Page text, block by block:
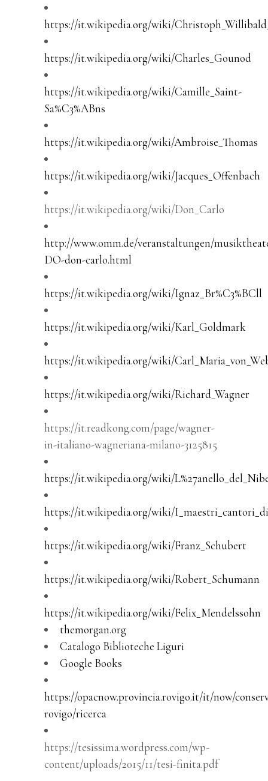
https://it.wikipedia.org/wiki/
https://it.wikipedia.org/wiki/Charles_Gounod
https://it.wikipedia.org/wiki/Camille_Saint-
Sa%C3%ABns
https://it.wikipedia.org/wiki/Ambroise_Thomas
https://it.wikipedia.org/wiki/Jacques_Offenbach
https://it.wikipedia.org/wiki/Don_Carlo
http://www.omm.de/veranstaltungen/
DO-don-carlo.html
https://it.wikipedia.org/wiki/Ignaz_Br%C3%BCll
https://it.wikipedia.org/wiki/Karl_Goldmark
https://it.wikipedia.org/wiki/
https://it.wikipedia.org/wiki/Richard_Wagner
https://it.readkong.com/page/wagner-
in-italiano-wagneriana-milano-3125815
https://it.wikipedia.org/wiki/
https://it.wikipedia.org/wiki/
https://it.wikipedia.org/wiki/Franz_Schubert
https://it.wikipedia.org/wiki/Robert_Schumann
https://it.wikipedia.org/wiki/Felix_Mendelssohn
themorgan.org
Catalogo Biblioteche Liguri
Google Books
https://opacnow.provincia.rovigo.it/it/now/
rovigo/ricerca
https://tesissima.wordpress.com/wp-
content/uploads/2015/11/tesi-finita.pdf